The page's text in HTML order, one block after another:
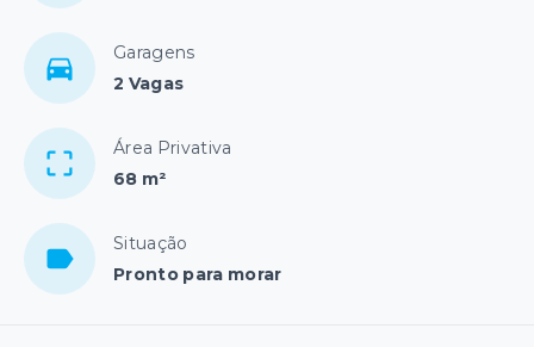
Garagens
2 Vagas
Área Privativa
68 m²
Situação
Pronto para morar